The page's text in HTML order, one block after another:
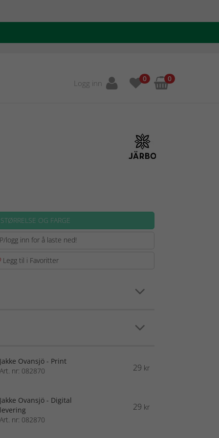
Logg inn 0 0
OG FARGE
logg inn for å laste ned!
Legg til i Favoritter
Jakke Ovansjö - Print
Art. nr: 082870
29 kr
Jakke Ovansjö - Digital
levering
Art. nr: 082870
29 kr